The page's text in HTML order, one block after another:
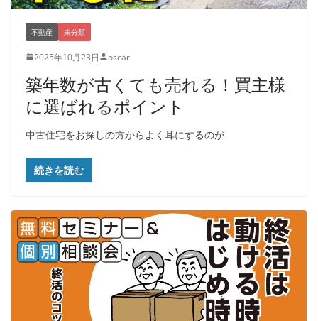
不動産 未分類
2025年10月23日 oscar
築年数が古くても売れる！買主様
に選ばれるポイント
中古住宅をお探しの方からよく耳にするのが
続きを読む